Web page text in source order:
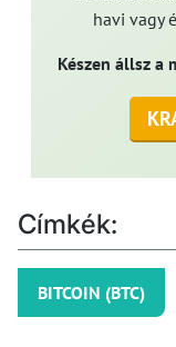
havi vagy
Készen állsz a
Címkék:
BITCOIN (BTC)